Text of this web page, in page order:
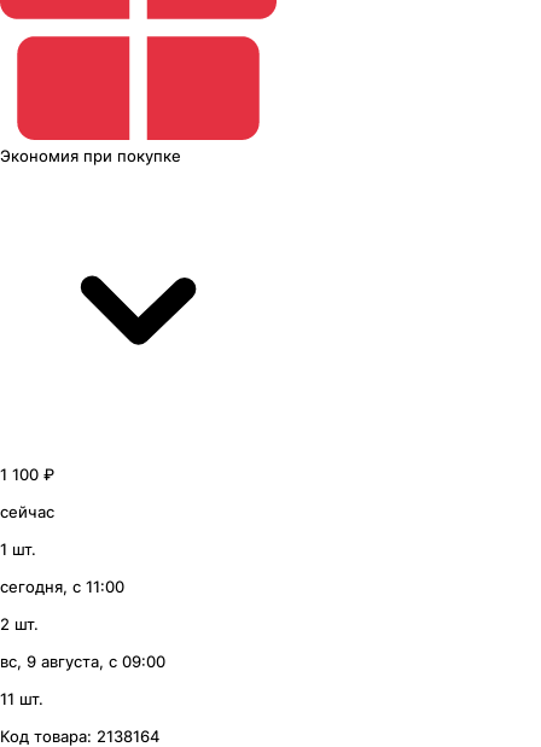
Экономия при покупке
1 100 ₽
сейчас
1 шт.
сегодня, с 11:00
2 шт.
вс, 9 августа, с 09:00
11 шт.
Код товара: 2138164